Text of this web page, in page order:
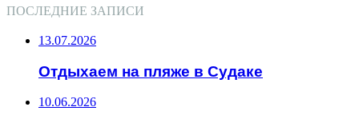
ПОСЛЕДНИЕ ЗАПИСИ
13.07.2026
Отдыхаем на пляже в Судаке
10.06.2026